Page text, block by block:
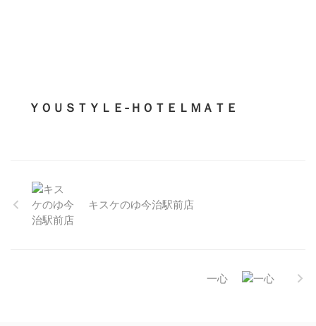
ＹＯＵＳＴＹＬＥ‐ＨＯＴＥＬＭＡＴＥ
キスケのゆ今治駅前店
一心